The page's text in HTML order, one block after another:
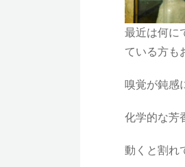
最近は何に
ている方も
嗅覚が鈍感
化学的な芳
動くと割れ